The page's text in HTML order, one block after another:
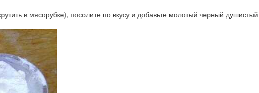
в мясорубке), посолите по вкусу и добавьте молотый черный